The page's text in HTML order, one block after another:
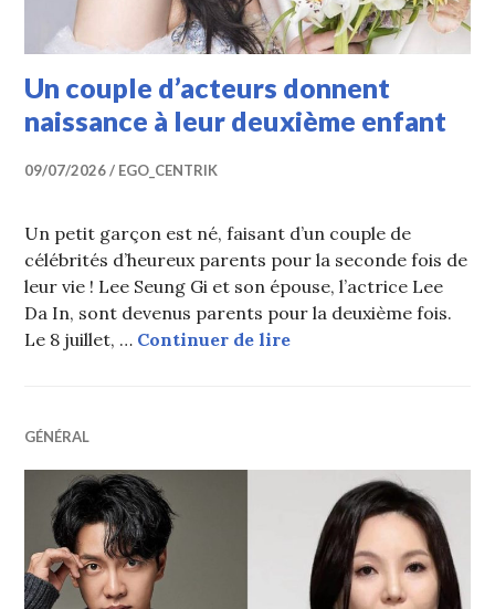
Un couple d’acteurs donnent
naissance à leur deuxième enfant
09/07/2026 EGO_CENTRIK
Un petit garçon est né, faisant d’un couple de
célébrités d’heureux parents pour la seconde fois de
leur vie ! Lee Seung Gi et son épouse, l’actrice Lee
Da In, sont devenus parents pour la deuxième fois.
Le 8 juillet, … Continuer de lireUn couple d’acteurs
GÉNÉRAL